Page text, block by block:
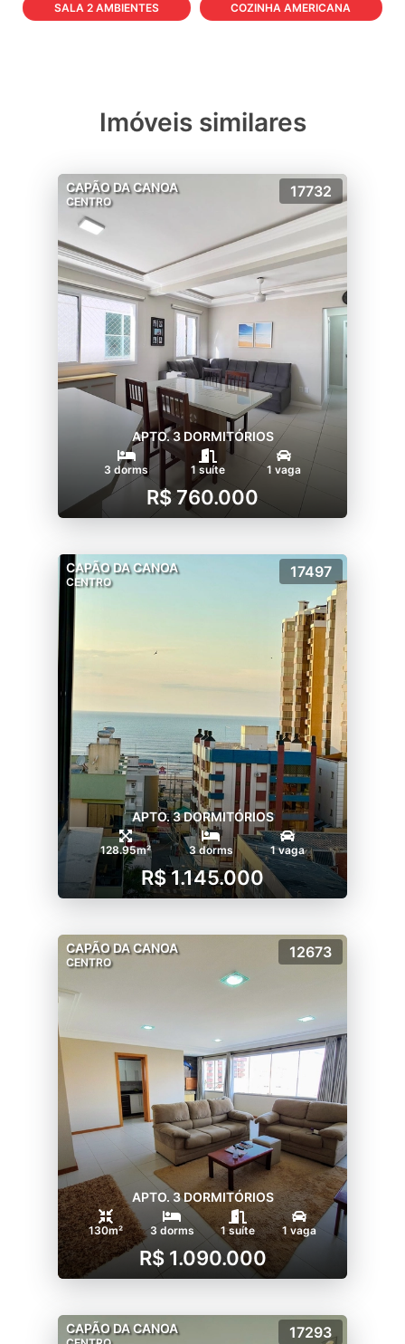
SALA 2 AMBIENTES COZINHA AMERICANA
Imóveis similares
CAPÃO DA CANOA
CENTRO
17732
APTO. 3 DORMITÓRIOS
3 dorms 1 suíte 1 vaga
R$ 760.000
CAPÃO DA CANOA
CENTRO
17497
APTO. 3 DORMITÓRIOS
128.95m² 3 dorms 1 vaga
R$ 1.145.000
CAPÃO DA CANOA
CENTRO
12673
APTO. 3 DORMITÓRIOS
130m² 3 dorms 1 suíte 1 vaga
R$ 1.090.000
CAPÃO DA CANOA 17293